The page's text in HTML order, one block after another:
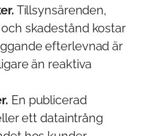
Tillsynsärenden,
skadestånd kostar
efterlevnad är
än reaktiva
En publicerad
ett dataintrång